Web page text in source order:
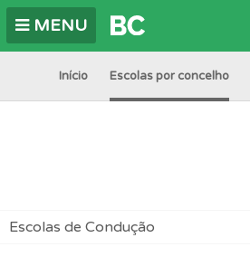
MENU
Início Escolas por concelho
Escolas de Condução